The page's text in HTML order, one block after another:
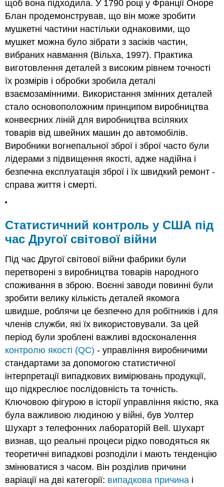
Ключові
виноси
Вправи
Посилання
щоб вона підходила. У 1790 році у Франції Оноре
Блан продемонстрував, що він може зробити
мушкетні частини настільки однаковими, що
мушкет можна було зібрати з засіків частин,
вибраних навмання (Вільха, 1997). Практика
виготовлення деталей з високим рівнем точності
їх розмірів і обробки зробила деталі
взаємозамінними. Використання змінних деталей
стало основоположним принципом виробництва
конвеєрних ліній для виробництва всіляких
товарів від швейних машин до автомобілів.
Виробники вогнепальної зброї і зброї часто були
лідерами з підвищення якості, адже надійна і
безпечна експлуатація зброї і їх швидкий ремонт -
справа життя і смерті.
Статистичний контроль у США під
час Другої світової війни
Під час Другої світової війни фабрики були
перетворені з виробництва товарів народного
споживання в зброю. Воєнні заводи повинні були
зробити велику кількість деталей якомога
швидше, роблячи це безпечно для робітників і для
членів служби, які їх використовували. За цей
період були зроблені важливі вдосконалення
контролю якості (QC) - управління виробничими
стандартами за допомогою статистичної
інтерпретації випадкових вимірювань продукції,
що підкреслює послідовність та точність.
Ключовою фігурою в історії управління якістю, яка
була важливою людиною у війні, був Уолтер
Шухарт з телефонних лабораторій Bell. Шухарт
визнав, що реальні процеси рідко поводяться як
теоретичні випадкові розподіли і мають тенденцію
змінюватися з часом. Він розділив причини
варіації на дві категорії: випадкова причина і